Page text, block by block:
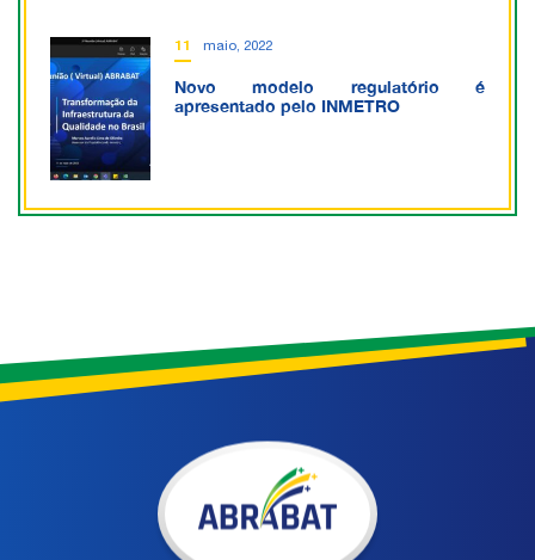
11 maio, 2022
Novo modelo regulatório é
apresentado pelo INMETRO